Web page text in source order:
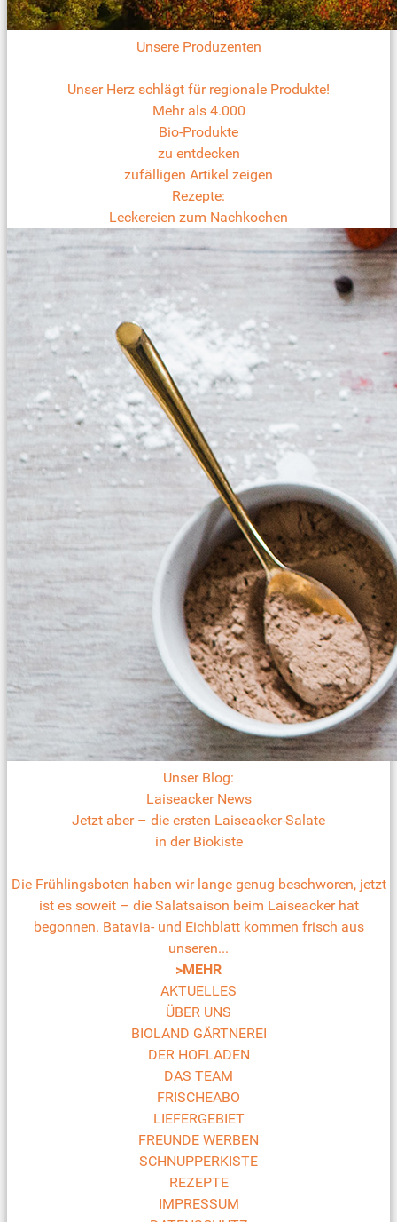
Unsere Produzenten
Unser Herz schlägt für regionale Produkte!
Mehr als 4.000
Bio-Produkte
zu entdecken
zufälligen Artikel zeigen
Rezepte:
Leckereien zum Nachkochen
Unser Blog:
Laiseacker News
Jetzt aber – die ersten Laiseacker-Salate
in der Biokiste
Die Frühlingsboten haben wir lange genug beschworen, jetzt
ist es soweit – die Salatsaison beim Laiseacker hat
begonnen. Batavia- und Eichblatt kommen frisch aus
unseren...
>MEHR
AKTUELLES
ÜBER UNS
BIOLAND GÄRTNEREI
DER HOFLADEN
DAS TEAM
FRISCHEABO
LIEFERGEBIET
FREUNDE WERBEN
SCHNUPPERKISTE
REZEPTE
IMPRESSUM